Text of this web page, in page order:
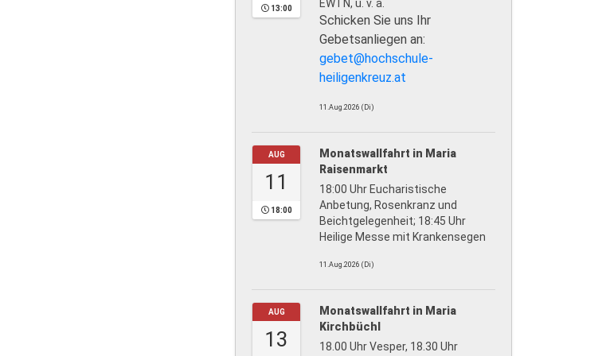
13:00 EWTN, u. v. a.
Schicken Sie uns Ihr
Gebetsanliegen an:
gebet@hochschule-
heiligenkreuz.at
11.Aug.2026 (Di)
AUG
11
18:00
Monatswallfahrt in Maria
Raisenmarkt
18:00 Uhr Eucharistische
Anbetung, Rosenkranz und
Beichtgelegenheit; 18:45 Uhr
Heilige Messe mit Krankensegen
11.Aug.2026 (Di)
AUG
13
Monatswallfahrt in Maria
Kirchbüchl
18.00 Uhr Vesper, 18.30 Uhr